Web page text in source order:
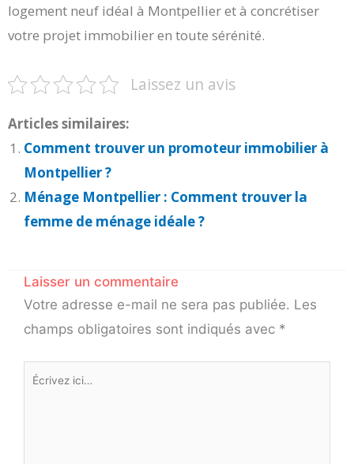
logement neuf idéal à Montpellier et à concrétiser
votre projet immobilier en toute sérénité.
Laissez un avis
Articles similaires:
Comment trouver un promoteur immobilier à
Montpellier ?
Ménage Montpellier : Comment trouver la
femme de ménage idéale ?
Laisser un commentaire
Votre adresse e-mail ne sera pas publiée. Les
champs obligatoires sont indiqués avec *
Écrivez